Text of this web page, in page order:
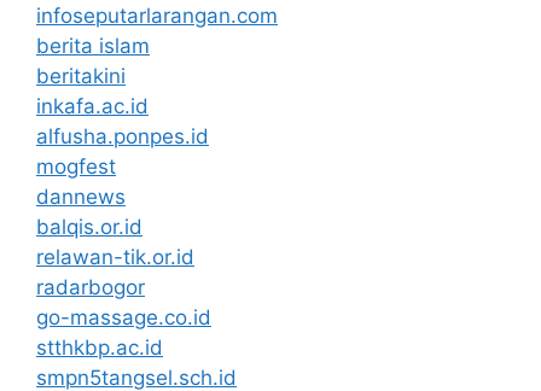
infoseputarlarangan.com
berita islam
beritakini
inkafa.ac.id
alfusha.ponpes.id
mogfest
dannews
balqis.or.id
relawan-tik.or.id
radarbogor
go-massage.co.id
stthkbp.ac.id
smpn5tangsel.sch.id